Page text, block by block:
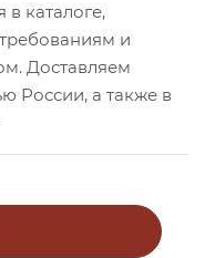
в каталоге,
и
Доставляем
России, а также в